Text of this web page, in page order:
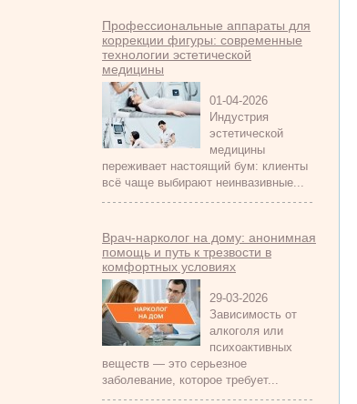
Профессиональные аппараты для
коррекции фигуры: современные
технологии эстетической
медицины
01-04-2026
Индустрия
эстетической
медицины
переживает настоящий бум: клиенты
всё чаще выбирают неинвазивные...
Врач-нарколог на дому: анонимная
помощь и путь к трезвости в
комфортных условиях
29-03-2026
Зависимость от
алкоголя или
психоактивных
веществ — это серьезное
заболевание, которое требует...